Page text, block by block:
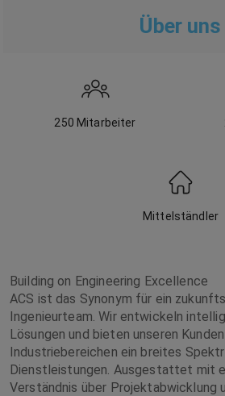
Über uns
250 Mitarbeiter
Mittelständler
Building on Engineering Excellence
ACS ist das Synonym für ein
Ingenieurteam. Wir entwickeln
Lösungen und bieten unseren
Industriebereichen ein breites
Dienstleistungen. Ausgestattet mit
Verständnis über Projektabwicklung